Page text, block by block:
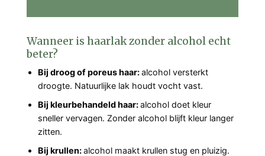
Wanneer is haarlak zonder alcohol echt
beter?
Bij droog of poreus haar:alcohol versterkt
droogte. Natuurlijke lak houdt vocht vast.
Bij kleurbehandeld haar:alcohol doet kleur
sneller vervagen. Zonder alcohol blijft kleur langer
zitten.
Bij krullen:alcohol maakt krullen stug en pluizig.